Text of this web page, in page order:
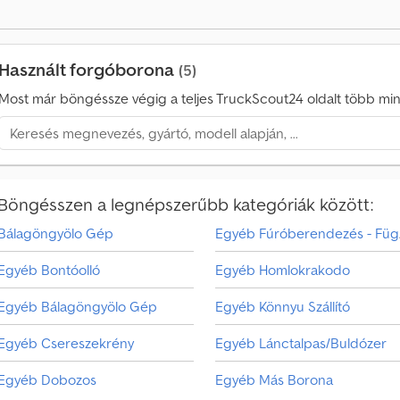
8
5
5
5
7
forgóborona (5)
már böngéssze végig a teljes TruckScout24 oldalt több
a legnépszerűbb kategóriák között:
Gép
Bontóolló
Bálagöngyölo Gép
Csereszekrény
Dobozos
Egyéb Homlokrakodo
Egyéb Könnyu Szállító
Egyéb Lánctalpas/Buldózer
Egyéb Más Borona
s
l
á
i
m
g
e
r
e
s
é
s